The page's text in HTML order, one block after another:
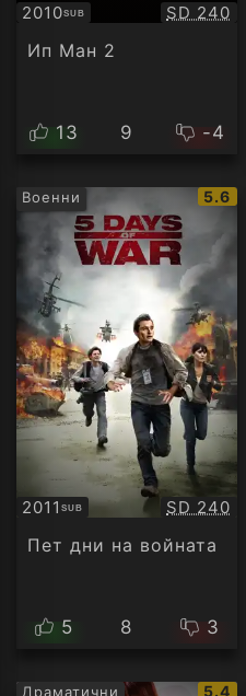
2010SUB
Субтитри Качество:
SD 240
Ип Ман 2
13 9 -4
Военни
IMDb
5.6
2011SUB
Субтитри Качество:
SD 240
Пет дни на войната
5 8 3
Драматични IMDb
5.4